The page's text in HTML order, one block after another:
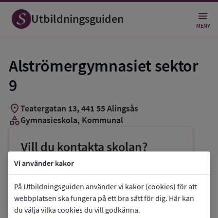
Vi använder kakor
På Utbildningsguiden använder vi kakor (cookies) för att
webbplatsen ska fungera på ett bra sätt för dig. Här kan
du välja vilka cookies du vill godkänna.
Utbildningsguiden MENY
Alströmergymnasiet sektor
9
location_onTeatergatan 13, 44155Alingsås
categoryGymnasieskola, Kommunal
Vill du kontakta skolan?
phoneTelefon:0322-616500
link Webbplats:Alströmergymnasiet sektor 9